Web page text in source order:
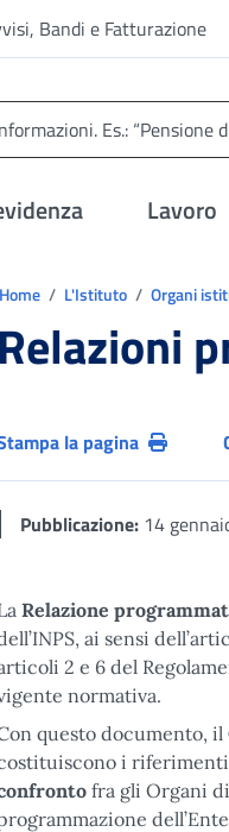
Bandi e Fatturazione
Lavoro
Home L'Istituto Organi
Relazioni
la pagina
Pubblicazione: 14
Relazione
ai sensi
2 e 6 del
normativa.
questo documento, il
i riferimenti
fra gli Organi